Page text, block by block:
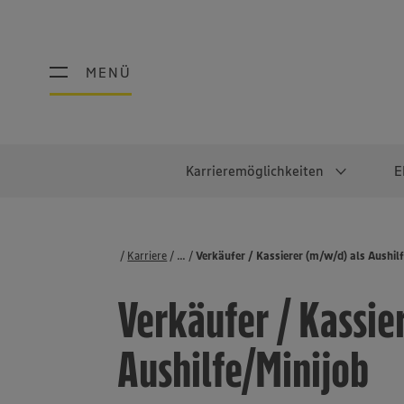
MENÜ
MENÜ
Karrieremöglichkeiten
Schülerpraktikum
Noch Fragen?
Faires Gehalt
Diversität Lager & Logistik
IT
Karriere Stellenbörse
Verkäufer / Kassierer (m/w/d) als
...
Verkäufer /
Aushilfe/Minijob